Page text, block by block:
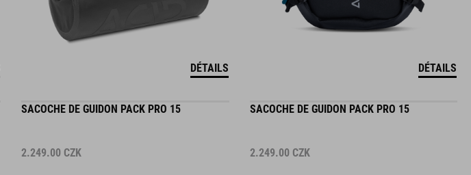
DÉTAILS DÉTAILS
SACOCHE DE GUIDON PACK PRO 15
2.249.00 CZK
SACOCHE DE GUIDON PACK PRO 15
2.249.00 CZK